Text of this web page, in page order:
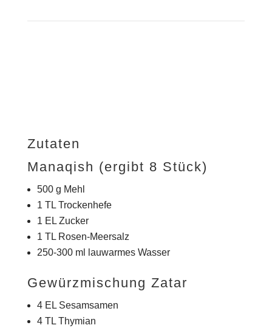
Zutaten
Manaqish (ergibt 8 Stück)
500 g Mehl
1 TL Trockenhefe
1 EL Zucker
1 TL Rosen-Meersalz
250-300 ml lauwarmes Wasser
Gewürzmischung Zatar
4 EL Sesamsamen
4 TL Thymian